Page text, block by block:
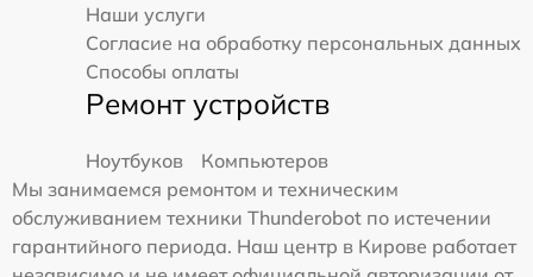
Наши услуги
Согласие на обработку персональных данных
Способы оплаты
Ремонт устройств
Ноутбуков
Компьютеров
Мы занимаемся ремонтом и техническим
обслуживанием техники Thunderobot по истечении
гарантийного периода. Наш центр в Кирове работает